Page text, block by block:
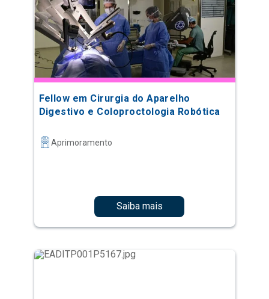
Fellow em Cirurgia do Aparelho
Digestivo e Coloproctologia Robótica
Aprimoramento
Saiba mais